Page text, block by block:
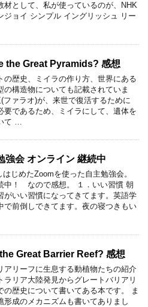
材として、私が使っているのが、NHK
ジョイ シンプル イングリッシュ リー
the Great Pyramids? 感想
の歴史、ミイラの作り方、世界にある
の構造物についても記載されていま
ファラオ)が、来世で復活するために
要であるため、ミイラにして、遺体を
て …
強会 オンライン 継続中
じめたZoomを使った自主勉強会。
中！ なので感想。 １．いい習慣 朝
がいい習慣になってきてます。英語学
で前倒しできてます。夜の寝つきもい
Great Barrier Reef? 感想
アリーフに生息する動植物たちの紹介
ラリア大陸発見からグレートバリアリ
の歴史について書いてある本です。 ま
形成のメカニズムも書いてありまし